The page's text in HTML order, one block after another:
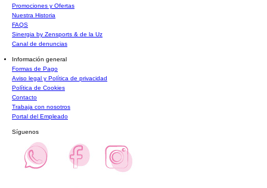
Promociones y Ofertas
Nuestra Historia
FAQS
Sinergia by Zensports & de la Uz
Canal de denuncias
Información general
Formas de Pago
Aviso legal y Política de privacidad
Política de Cookies
Contacto
Trabaja con nosotros
Portal del Empleado
Síguenos